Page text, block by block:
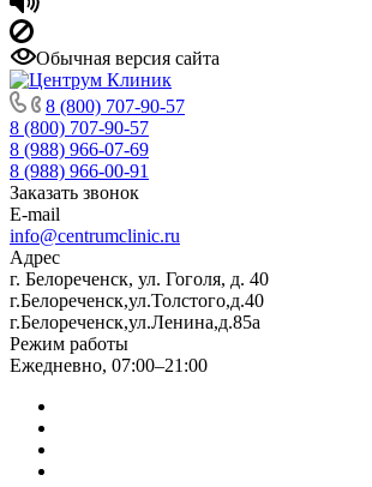
Обычная версия сайта
8 (800) 707-90-57
8 (800) 707-90-57
8 (988) 966-07-69
8 (988) 966-00-91
Заказать звонок
E-mail
info@centrumclinic.ru
Адрес
г. Белореченск, ул. Гоголя, д. 40
г.Белореченск,ул.Толстого,д.40
г.Белореченск,ул.Ленина,д.85а
Режим работы
Ежедневно, 07:00–21:00